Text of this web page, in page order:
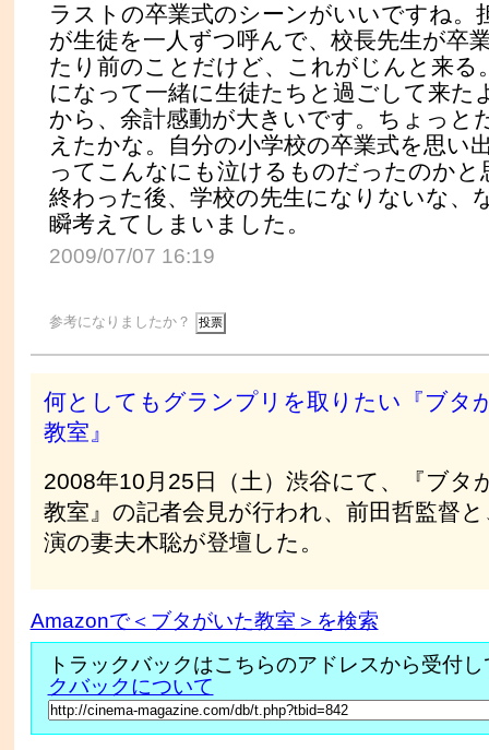
ラストの卒業式のシーンがいいですね。
が生徒を一人ずつ呼んで、校長先生が卒
たり前のことだけど、これがじんと来る
になって一緒に生徒たちと過ごして来た
から、余計感動が大きいです。ちょっと
えたかな。自分の小学校の卒業式を思い
ってこんなにも泣けるものだったのかと
終わった後、学校の先生になりないな、
瞬考えてしまいました。
2009/07/07 16:19
参考になりましたか？
何としてもグランプリを取りたい『ブタ
教室』
2008年10月25日（土）渋谷にて、『ブタ
教室』の記者会見が行われ、前田哲監督と
演の妻夫木聡が登壇した。
Amazonで＜ブタがいた教室＞を検索
トラックバックはこちらのアドレスから受付
クバックについて